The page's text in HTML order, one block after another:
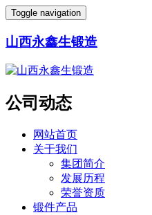
Toggle navigation
山西永鑫生锻造
公司动态
网站首页
关于我们
集团简介
发展历程
荣誉资质
锻件产品